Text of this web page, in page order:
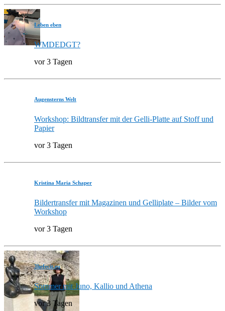
Leben eben
WMDEDGT?
vor 3 Tagen
Augensterns Welt
Workshop: Bildtransfer mit der Gelli-Platte auf Stoff und
Papier
vor 3 Tagen
Kristina Maria Schaper
Bildertransfer mit Magazinen und Gelliplate – Bilder vom
Workshop
vor 3 Tagen
3hefecit.eu
Sommer mit Juno, Kallio und Athena
vor 3 Tagen